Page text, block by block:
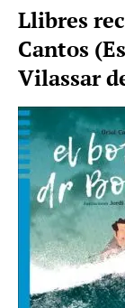
Llibres
Cantos
Vilassar